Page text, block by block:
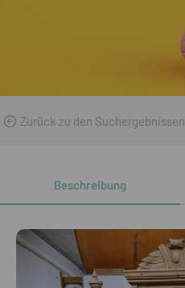
Zurück zu den Suchergebnissen
Beschreibung